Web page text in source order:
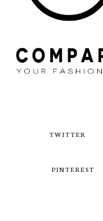
TWITTER
PINTEREST